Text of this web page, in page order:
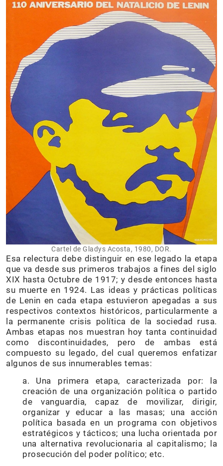
Cartel de Gladys Acosta, 1980, DOR.
Esa relectura debe distinguir en ese legado la etapa
que va desde sus primeros trabajos a fines del siglo
XIX hasta Octubre de 1917; y desde entonces hasta
su muerte en 1924. Las ideas y prácticas políticas
de Lenin en cada etapa estuvieron apegadas a sus
respectivos contextos históricos, particularmente a
la permanente crisis política de la sociedad rusa.
Ambas etapas nos muestran hoy tanta continuidad
como discontinuidades, pero de ambas está
compuesto su legado, del cual queremos enfatizar
algunos de sus innumerables temas:
a. Una primera etapa, caracterizada por: la
creación de una organización política o partido
de vanguardia, capaz de movilizar, dirigir,
organizar y educar a las masas; una acción
política basada en un programa con objetivos
estratégicos y tácticos; una lucha orientada por
una alternativa revolucionaria al capitalismo; la
prosecución del poder político; etc.